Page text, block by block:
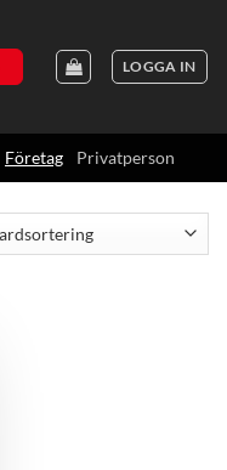
LOGGA IN
Företag Privatperson